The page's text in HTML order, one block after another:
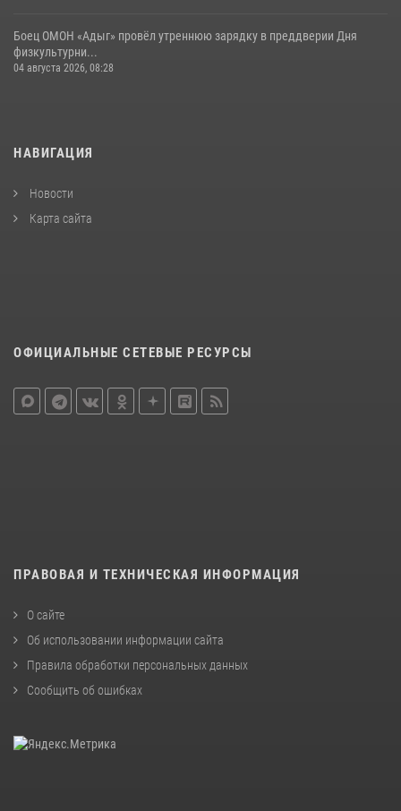
Боец ОМОН «Адыг» провёл утреннюю зарядку в преддверии Дня
физкультурни...
04 августа 2026, 08:28
НАВИГАЦИЯ
Новости
Карта сайта
ОФИЦИАЛЬНЫЕ СЕТЕВЫЕ РЕСУРСЫ
ПРАВОВАЯ И ТЕХНИЧЕСКАЯ ИНФОРМАЦИЯ
О сайте
Об использовании информации сайта
Правила обработки персональных данных
Сообщить об ошибках